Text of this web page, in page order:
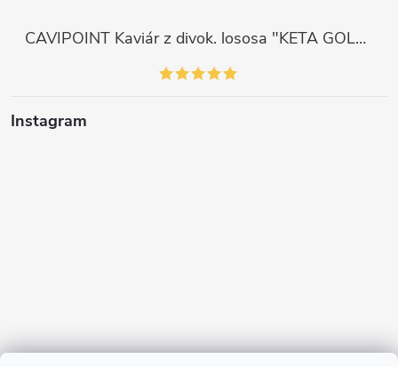
CAVIPOINT Kaviár z divok. lososa "KETA GOLD", 200g
Instagram